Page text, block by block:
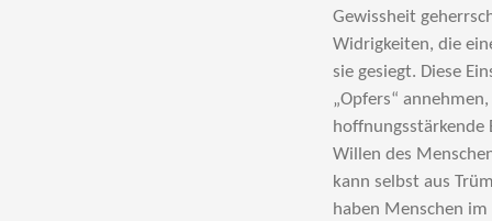
Gewissheit
Widrigkeiten, die
sie gesiegt. Diese
„Opfers“
hoffnungsstärkende
Willen des
kann selbst aus
haben Menschen